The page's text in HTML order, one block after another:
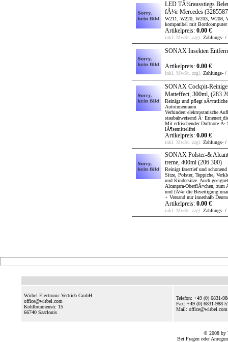
LED TÃ¼rausstiegs
fÃ¼r Mercedes
W211, W220, W203, W208,
kompatibel mit Bordcomputer
Artikelpreis: 0.00 €
inkl. MwSt. zzgl. Zahlungs- /
SONAX Insekten
Artikelpreis: 0.00 €
inkl. MwSt. zzgl. Zahlungs- /
SONAX Cockpit-
Matteffect, 300ml, (283
Reinigt und pflegt
Autoinnenraum
Verhindert elektrostatische
staubabweisend Â· Erneuert
Mit erfrischender Duftnote
lÃ¶semittelfrei
Artikelpreis: 0.00 €
inkl. MwSt. zzgl. Zahlungs- /
SONAX Polster-&
treme, 400ml (206 300)
Reinigt fasertief und
Sitze, Polster, Teppiche,
und Kindersitze. Auch
Alcantara-OberflÃ¤chen, zum
und fÃ¼r die Beseitigung
+ Versand nur innerhalb
Artikelpreis: 0.00 €
inkl. MwSt. zzgl. Zahlungs- /
Wirbel Electronic Vertrieb GmbH
office@wirbel.com
Kohlbrunnenstr. 15
66740 Saarlouis
Telefon: +49 (0) 6831-
Fax: +49 (0) 6831-988
Mail:
© 2008 by
Bei Fragen oder